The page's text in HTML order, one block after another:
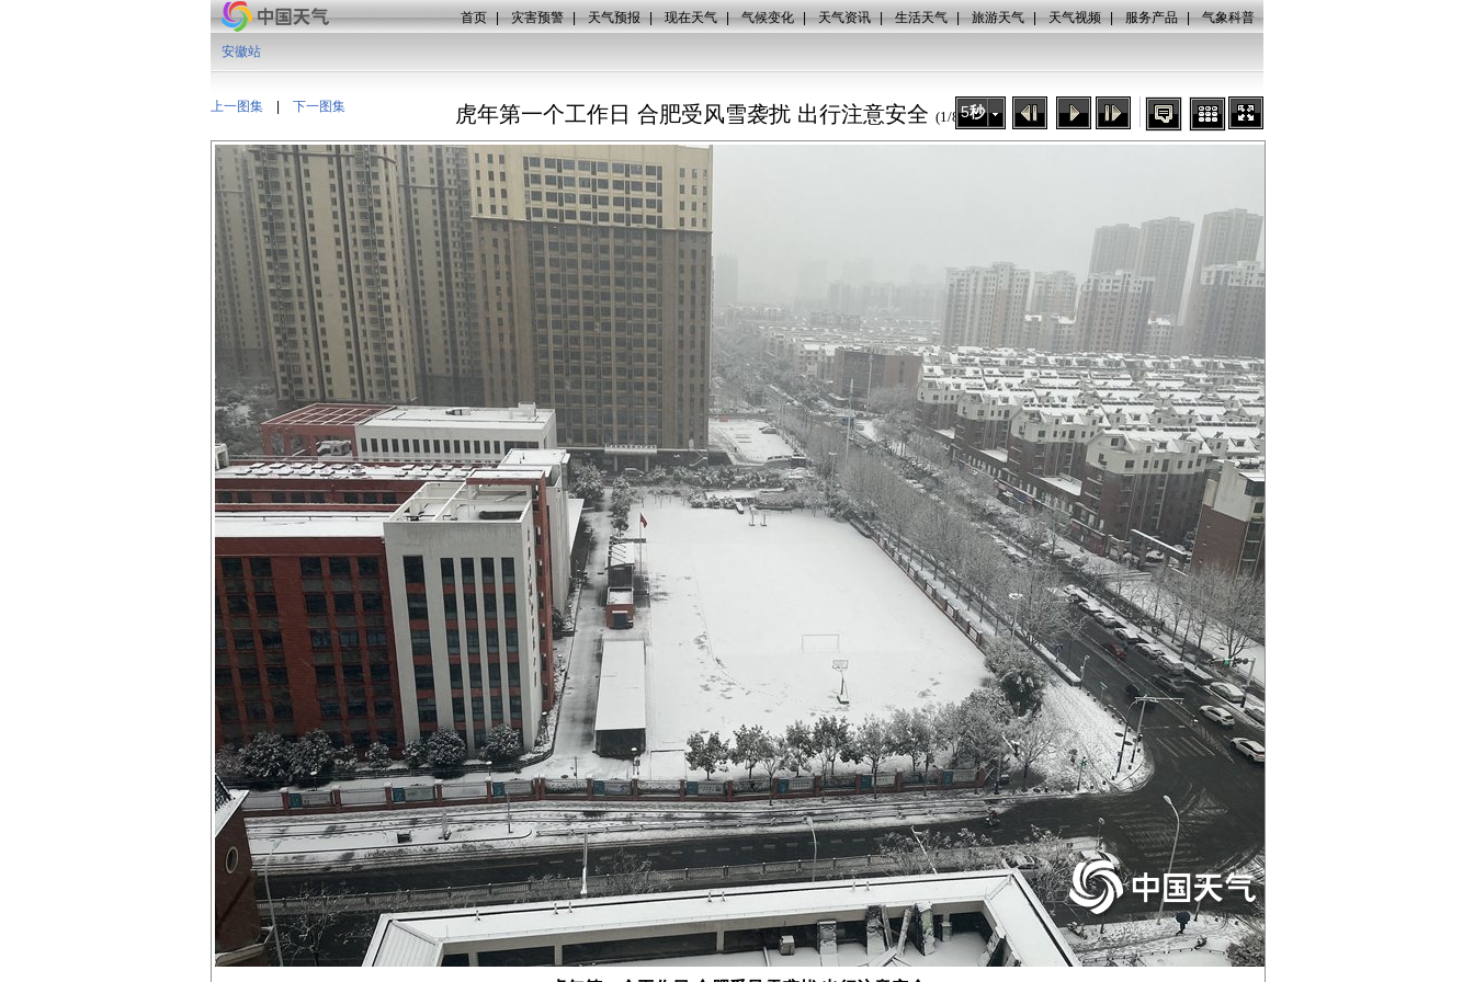
首页 | 灾害预警 | 天气预报 | 现在天气 | 气候变化 | 天气资讯 | 生活天气 | 旅游天气 | 天气视频 | 服务产品 | 气象科普
上一图集 下一图集
安徽站
虎年第一个工作日 合肥受风雪袭扰 出行注意安全 (1/8)5秒